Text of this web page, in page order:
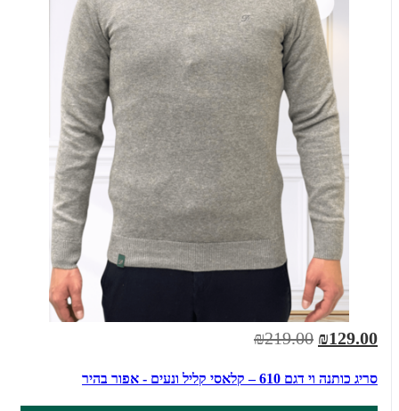
₪129.00
₪219.00
סריג כותנה וי דגם 610 – קלאסי קליל ונעים - אפור בהיר